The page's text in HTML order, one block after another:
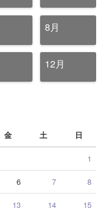
8月
12月
金 土 日
1
6 7 8
13 14 15